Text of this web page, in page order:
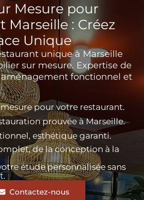
Mesure pour
Marseille : Créez
Unique
unique à Marseille
sur mesure. Expertise de
aménagement fonctionnel et
pour votre restaurant.
prouvée à Marseille.
esthétique garanti.
de la conception à la
étude personnalisée sans
Contactez-nous